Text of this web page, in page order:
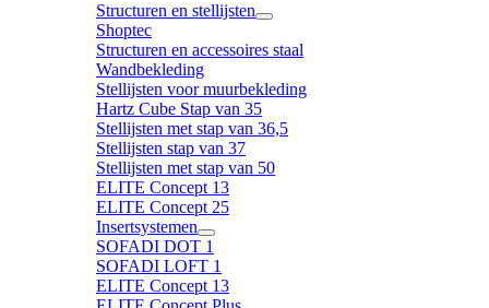
Structuren en stellijsten
Shoptec
Structuren en accessoires staal
Wandbekleding
Stellijsten voor muurbekleding
Hartz Cube Stap van 35
Stellijsten met stap van 36,5
Stellijsten stap van 37
Stellijsten met stap van 50
ELITE Concept 13
ELITE Concept 25
Insertsystemen
SOFADI DOT 1
SOFADI LOFT 1
ELITE Concept 13